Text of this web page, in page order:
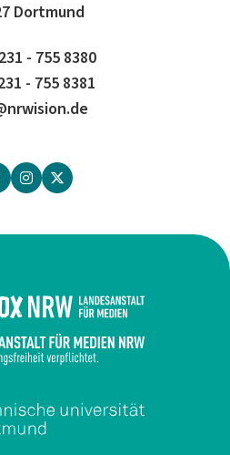
Dortmund
- 755 8380
- 755 8381